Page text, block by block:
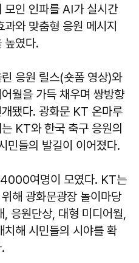
모인 인파를 AI가 실시간
와 맞춤형 응원 메시지
높였다.
응원 릴스(숏폼 영상)와
월을 가득 채우며 쌍방향
됐다. 광화문 KT 온마루
KT와 한국 축구 응원의
민들의 발길이 이어졌다.
여명이 모였다. KT는
해 광화문광장 놀이마당
응원단상, 대형 미디어월,
치해 시민들의 시야를 확